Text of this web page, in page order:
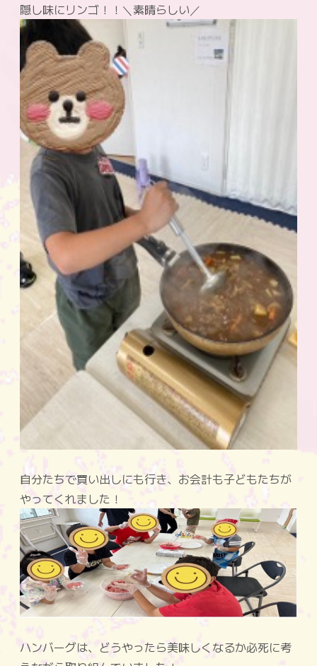
隠し味にリンゴ！！＼素晴らしい／
自分たちで買い出しにも行き、お会計も子どもたちが
やってくれました！
ハンバーグは、どうやったら美味しくなるか必死に考